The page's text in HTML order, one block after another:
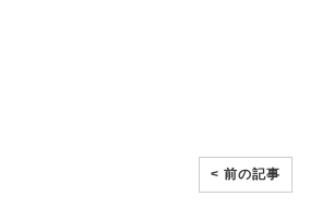
< 前の記事